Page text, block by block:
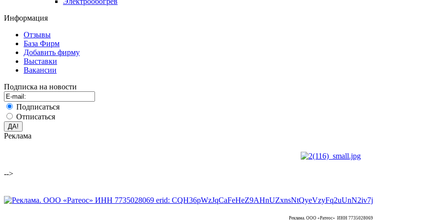
Информация
Отзывы
База Фирм
Добавить фирму
Выставки
Вакансии
Подписка на новости
Подписаться
Отписаться
Реклама
-->
Реклама. ООО «Ратеос» ИНН 7735028069